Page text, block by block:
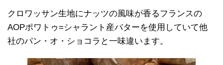
クロワッサン生地にナッツの風味が香るフランスの
AOPポワトゥ=シャラント産バターを使用していて他
社のパン・オ・ショコラと一味違います。